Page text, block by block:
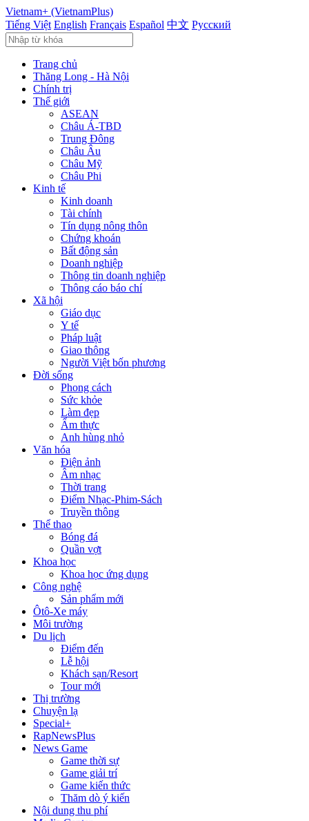
Vietnam+ (VietnamPlus)
Tiếng Việt English Français Español 中文 Русский
Trang chủ
Thăng Long - Hà Nội
Chính trị
Thế giới
ASEAN
Châu Á-TBD
Trung Đông
Châu Âu
Châu Mỹ
Châu Phi
Kinh tế
Kinh doanh
Tài chính
Tín dụng nông thôn
Chứng khoán
Bất động sản
Doanh nghiệp
Thông tin doanh nghiệp
Thông cáo báo chí
Xã hội
Giáo dục
Y tế
Pháp luật
Giao thông
Người Việt bốn phương
Đời sống
Phong cách
Sức khỏe
Làm đẹp
Ẩm thực
Anh hùng nhỏ
Văn hóa
Điện ảnh
Âm nhạc
Thời trang
Điểm Nhạc-Phim-Sách
Truyền thông
Thể thao
Bóng đá
Quần vợt
Khoa học
Khoa học ứng dụng
Công nghệ
Sản phẩm mới
Ôtô-Xe máy
Môi trường
Du lịch
Điểm đến
Lễ hội
Khách sạn/Resort
Tour mới
Thị trường
Chuyện lạ
Special+
RapNewsPlus
News Game
Game thời sự
Game giải trí
Game kiến thức
Thăm dò ý kiến
Nội dung thu phí